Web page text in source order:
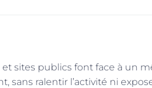
sites publics font face à un
sans ralentir l’activité ni